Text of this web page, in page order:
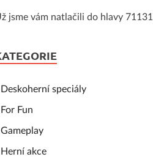
jsme vám natlačili do hlavy
Deskoherní speciály
For Fun
Gameplay
Herní akce